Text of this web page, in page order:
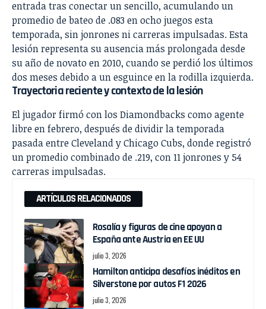
entrada tras conectar un sencillo, acumulando un
promedio de bateo de .083 en ocho juegos esta
temporada, sin jonrones ni carreras impulsadas. Esta
lesión representa su ausencia más prolongada desde
su año de novato en 2010, cuando se perdió los últimos
dos meses debido a un esguince en la rodilla izquierda.
Trayectoria reciente y contexto de la lesión
El jugador firmó con los Diamondbacks como agente
libre en febrero, después de dividir la temporada
pasada entre Cleveland y Chicago Cubs, donde registró
un promedio combinado de .219, con 11 jonrones y 54
carreras impulsadas.
ARTÍCULOS RELACIONADOS
Rosalía y figuras de cine apoyan a
España ante Austria en EE UU
julio 3, 2026
Hamilton anticipa desafíos inéditos en
Silverstone por autos F1 2026
julio 3, 2026